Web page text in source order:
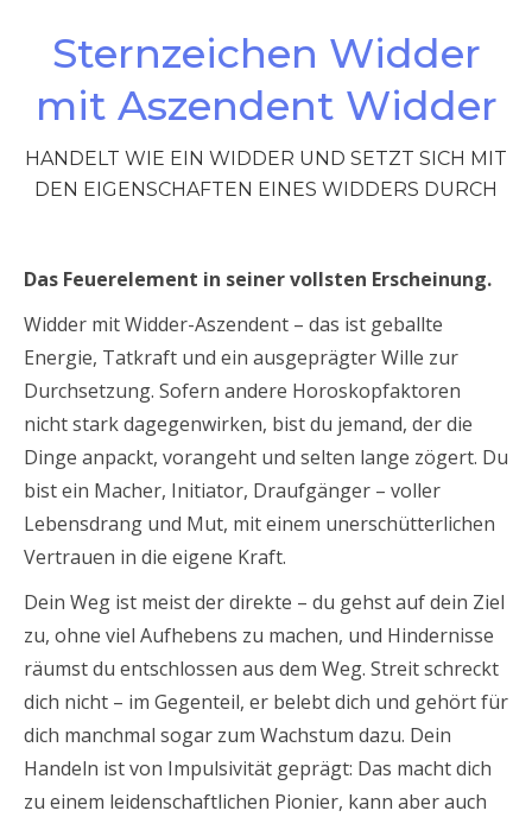
Sternzeichen Widder
mit Aszendent Widder
HANDELT WIE EIN WIDDER UND SETZT SICH MIT
DEN EIGENSCHAFTEN EINES WIDDERS DURCH
Das Feuerelement in seiner vollsten Erscheinung.
Widder mit Widder-Aszendent – das ist geballte
Energie, Tatkraft und ein ausgeprägter Wille zur
Durchsetzung. Sofern andere Horoskopfaktoren
nicht stark dagegenwirken, bist du jemand, der die
Dinge anpackt, vorangeht und selten lange zögert. Du
bist ein Macher, Initiator, Draufgänger – voller
Lebensdrang und Mut, mit einem unerschütterlichen
Vertrauen in die eigene Kraft.
Dein Weg ist meist der direkte – du gehst auf dein Ziel
zu, ohne viel Aufhebens zu machen, und Hindernisse
räumst du entschlossen aus dem Weg. Streit schreckt
dich nicht – im Gegenteil, er belebt dich und gehört für
dich manchmal sogar zum Wachstum dazu. Dein
Handeln ist von Impulsivität geprägt: Das macht dich
zu einem leidenschaftlichen Pionier, kann aber auch